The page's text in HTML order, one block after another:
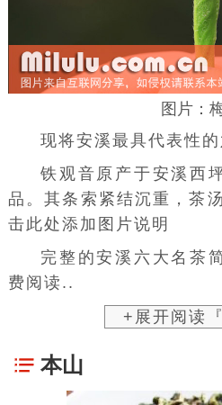
图片：
现将安溪最具代表性
铁观音 原产于安溪西
品。其条索紧结沉重，茶
击此处添加图片说明
完整的安溪六大名茶
费阅读..
+展开阅读
本山